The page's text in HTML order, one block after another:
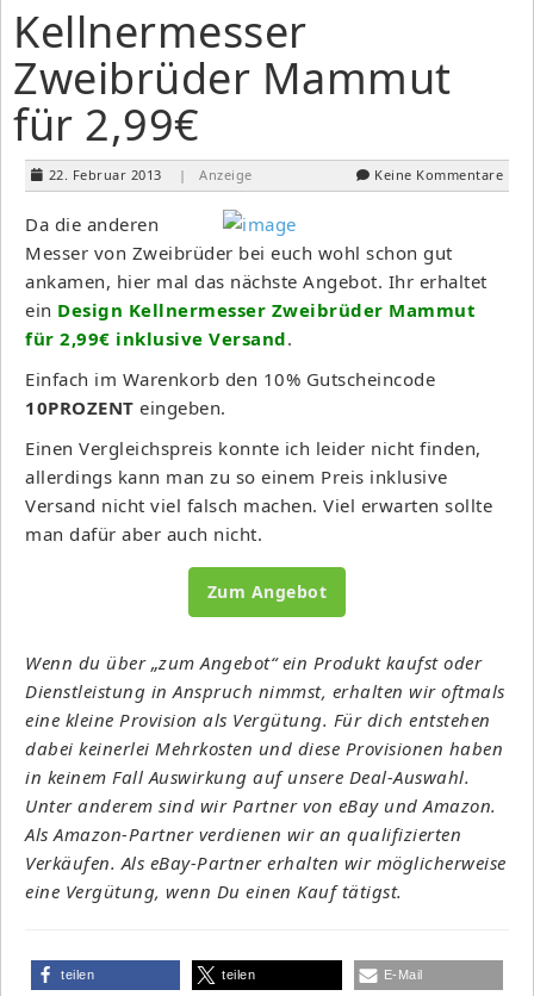
Kellnermesser
Zweibrüder Mammut
für 2,99€
22. Februar 2013 | Anzeige Keine Kommentare
Da die anderen
Messer von Zweibrüder bei euch wohl schon gut
ankamen, hier mal das nächste Angebot. Ihr erhaltet
ein Design Kellnermesser Zweibrüder Mammut
für 2,99€ inklusive Versand.
Einfach im Warenkorb den 10% Gutscheincode
10PROZENT eingeben.
Einen Vergleichspreis konnte ich leider nicht finden,
allerdings kann man zu so einem Preis inklusive
Versand nicht viel falsch machen. Viel erwarten sollte
man dafür aber auch nicht.
Zum Angebot
Wenn du über „zum Angebot“ ein Produkt kaufst oder
Dienstleistung in Anspruch nimmst, erhalten wir oftmals
eine kleine Provision als Vergütung. Für dich entstehen
dabei keinerlei Mehrkosten und diese Provisionen haben
in keinem Fall Auswirkung auf unsere Deal-Auswahl.
Unter anderem sind wir Partner von eBay und Amazon.
Als Amazon-Partner verdienen wir an qualifizierten
Verkäufen. Als eBay-Partner erhalten wir möglicherweise
eine Vergütung, wenn Du einen Kauf tätigst.
teilen teilen E-Mail